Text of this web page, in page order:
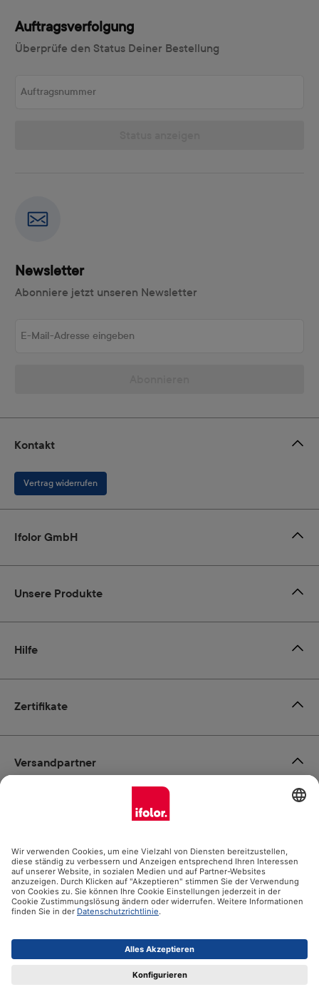
Auftragsverfolgung
Überprüfe den Status Deiner Bestellung
Newsletter
Abonniere jetzt unseren Newsletter
Zertifikate
Kontakt
Vertrag widerrufen
Ifolor GmbH
Unsere Produkte
Hilfe
Zahlungsmöglichkeiten
Social Media
Versandpartner
Alle Preise inkl. gesetzl. Mehrwertsteuer zzgl.
und ggf. Nachnahmegebühren, wenn nicht anders angegeben.